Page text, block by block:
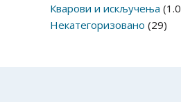
Кварови и искључења
Некатегоризовано (29)